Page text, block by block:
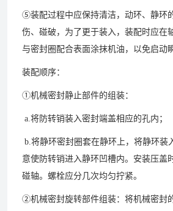
⑤装配过程中应保持清洁，动环、静环
伤、碰破，为了更于装入，装配时应在
与密封圈配合表面涂抹机油，以免启动
装配顺序：
①机械密封静止部件的组装：
a.将防转销装入密封端盖相应的孔内；
b.将静环密封圈套在静环上，将静环装
意使防转销进入静环凹槽内。安装压盖
碰轴。螺栓应分几次均匀拧紧。
②机械密封旋转部件组装：将机械密封